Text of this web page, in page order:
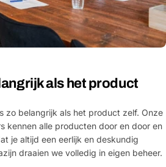
als het product
zo belangrijk als het product zelf. Onze
kennen alle producten door en door en
je altijd een eerlijk en deskundig
draaien we volledig in eigen beheer.